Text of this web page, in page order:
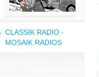
CLASSIK RADIO -
MOSAIK RADIOS